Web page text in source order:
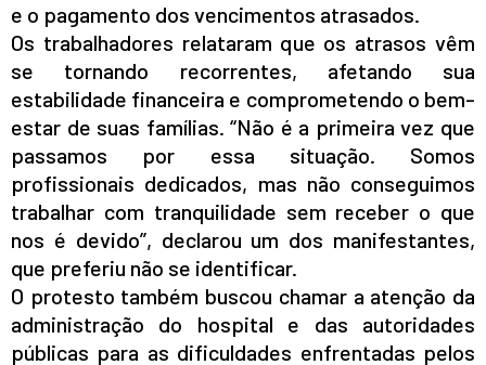
e o pagamento dos vencimentos atrasados.
Os trabalhadores relataram que os atrasos vêm
se tornando recorrentes, afetando sua
estabilidade financeira e comprometendo o bem-
estar de suas famílias. “Não é a primeira vez que
passamos por essa situação. Somos
profissionais dedicados, mas não conseguimos
trabalhar com tranquilidade sem receber o que
nos é devido”, declarou um dos manifestantes,
que preferiu não se identificar.
O protesto também buscou chamar a atenção da
administração do hospital e das autoridades
públicas para as dificuldades enfrentadas pelos